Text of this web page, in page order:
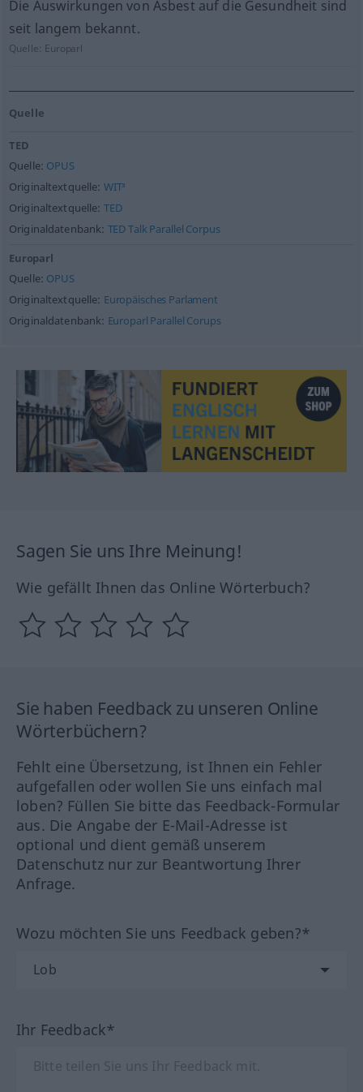
Die Auswirkungen von Asbest auf die Gesundheit sind
seit langem bekannt.
Quelle: Europarl
Quelle
TED
Quelle: OPUS
Originaltextquelle: WIT³
Originaltextquelle: TED
Originaldatenbank: TED Talk Parallel Corpus
Europarl
Quelle: OPUS
Originaltextquelle: Europäisches Parlament
Originaldatenbank: Europarl Parallel Corups
Sagen Sie uns Ihre Meinung!
Wie gefällt Ihnen das Online Wörterbuch?
Sie haben Feedback zu unseren Online
Wörterbüchern?
Fehlt eine Übersetzung, ist Ihnen ein Fehler
aufgefallen oder wollen Sie uns einfach mal
loben? Füllen Sie bitte das Feedback-Formular
aus. Die Angabe der E-Mail-Adresse ist
optional und dient gemäß unserem
Datenschutz nur zur Beantwortung Ihrer
Anfrage.
Wozu möchten Sie uns Feedback geben?*
Ihr Feedback*